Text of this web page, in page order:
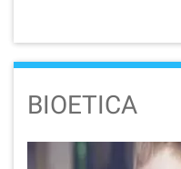
BIOETICA